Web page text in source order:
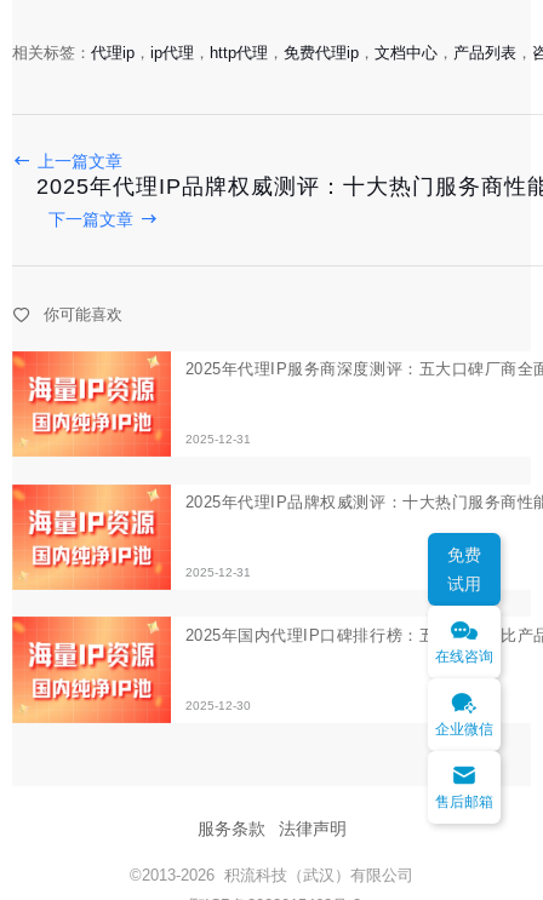
相关标签： 代理ip ， ip代理 ， http代理 ， 免费代理ip ， 文档中心 ， 产品列表 ，
上一篇文章
2025年代理IP品牌权威测评：十大热门服务商性
下一篇文章
你可能喜欢
2025年代理IP品牌权威测评：十大热门服务商性能与性价
2025-12-30
服务条款 法律声明
©2013-2026 积流科技（武汉）有限公司
免费
试用
在线咨询
企业微信
售后邮箱